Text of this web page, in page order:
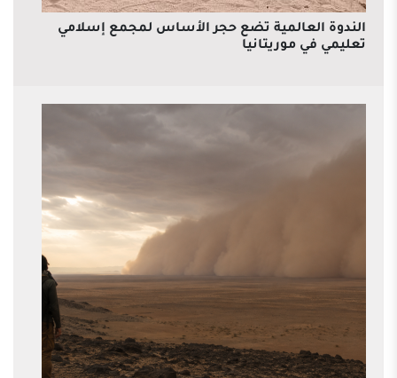
الندوة العالمية تضع حجر الأساس لمجمع إسلامي
تعليمي في موريتانيا